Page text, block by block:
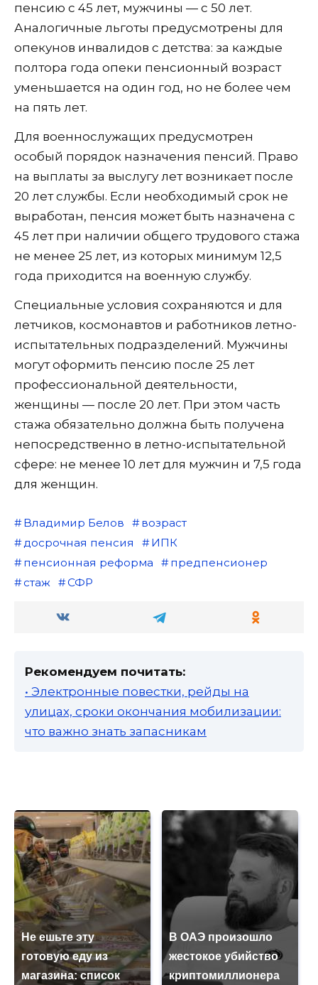
пенсию с 45 лет, мужчины — с 50 лет.
Аналогичные льготы предусмотрены для
опекунов инвалидов с детства: за каждые
полтора года опеки пенсионный возраст
уменьшается на один год, но не более чем
на пять лет.
Для военнослужащих предусмотрен
особый порядок назначения пенсий. Право
на выплаты за выслугу лет возникает после
20 лет службы. Если необходимый срок не
выработан, пенсия может быть назначена с
45 лет при наличии общего трудового стажа
не менее 25 лет, из которых минимум 12,5
года приходится на военную службу.
Специальные условия сохраняются и для
летчиков, космонавтов и работников летно-
испытательных подразделений. Мужчины
могут оформить пенсию после 25 лет
профессиональной деятельности,
женщины — после 20 лет. При этом часть
стажа обязательно должна быть получена
непосредственно в летно-испытательной
сфере: не менее 10 лет для мужчин и 7,5 года
для женщин.
Владимир Белов
возраст
досрочная пенсия
ИПК
пенсионная реформа
предпенсионер
стаж
СФР
Рекомендуем почитать:
• Электронные повестки, рейды на
улицах, сроки окончания мобилизации:
что важно знать запасникам
Не ешьте эту
готовую еду из
магазина: список
В ОАЭ произошло
жестокое убийство
криптомиллионера